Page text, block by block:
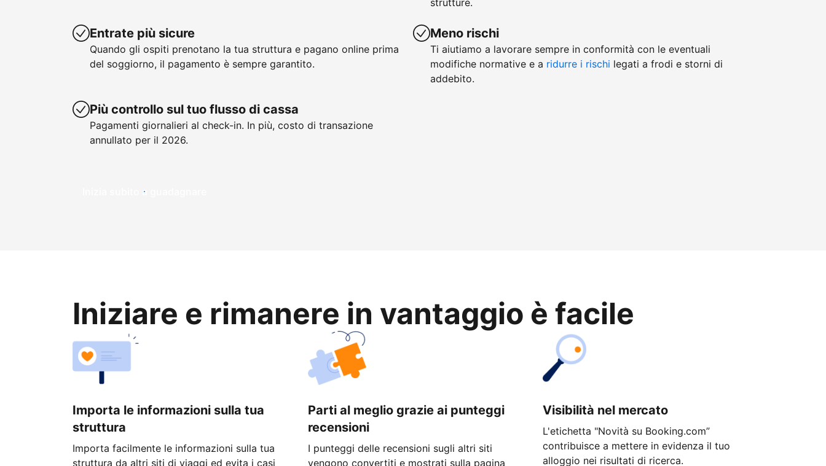
Entrate più sicure
Quando gli ospiti prenotano la tua struttura e pagano online prima
del soggiorno, il pagamento è sempre garantito.
Più controllo sul tuo flusso di cassa
Pagamenti giornalieri al check-in. In più, costo di transazione
annullato per il 2026.
strutture.
Meno rischi
Ti aiutiamo a lavorare sempre in conformità con le eventuali
modifiche normative e a ridurre i rischi legati a frodi e storni di
addebito.
Inizia subito a guadagnare
Iniziare e rimanere in vantaggio è facile
Importa le informazioni sulla tua
struttura
Importa facilmente le informazioni sulla tua
struttura da altri siti di viaggi ed evita i casi
Parti al meglio grazie ai punteggi
recensioni
I punteggi delle recensioni sugli altri siti
vengono convertiti e mostrati sulla pagina
Visibilità nel mercato
L'etichetta "Novità su Booking.com”
contribuisce a mettere in evidenza il tuo
alloggio nei risultati di ricerca.